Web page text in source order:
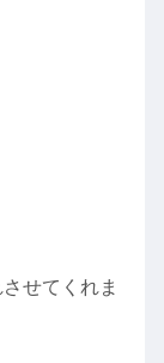
せてくれま